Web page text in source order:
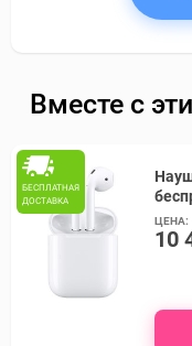
Вместе с
БЕСПЛАТНАЯ
ДОСТАВКА
ЦЕНА:
10